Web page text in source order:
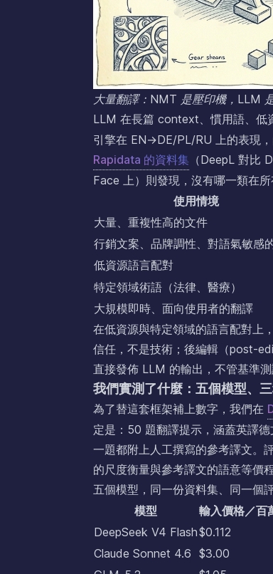
大量翻譯：NMT 是壓印機，LLM
LLM 在長篇 context、慣用語、低
引擎在 EN→DE/PL/RU 上的表現，
Rapidata 的資料集 （DeepL 對比
Face 上）則發現，沒有哪一類在
使用情境
大量、重複性高的文件
行銷文案、品牌調性、對語氣敏感
低資源語言配對
特定領域術語（法律、醫療）
大規模即時、面向使用者的翻譯
在低資源與特定領域的語言配對上
信任，不是技術；後編輯（post-
直接發佈 LLM 的輸出，不管基準測
我們實測了什麼：五個模型、
為了替這套框架補上數字，我們在
定是：50 題翻譯提示，涵蓋英譯
一題都附上人工撰寫的參考譯文。
的尺度衡量與參考譯文的語意等價
五個模型，同一份資料集、同一個
模型
輸入價格／百
DeepSeek V4 Flash$0.112
Claude Sonnet 4.6 $3.00